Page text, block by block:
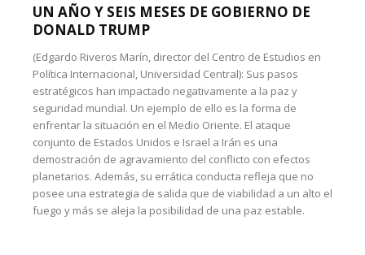
UN AÑO Y SEIS MESES DE GOBIERNO DE
DONALD TRUMP
(Edgardo Riveros Marín, director del Centro de Estudios en
Política Internacional, Universidad Central): Sus pasos
estratégicos han impactado negativamente a la paz y
seguridad mundial. Un ejemplo de ello es la forma de
enfrentar la situación en el Medio Oriente. El ataque
conjunto de Estados Unidos e Israel a Irán es una
demostración de agravamiento del conflicto con efectos
planetarios. Además, su errática conducta refleja que no
posee una estrategia de salida que de viabilidad a un alto el
fuego y más se aleja la posibilidad de una paz estable.